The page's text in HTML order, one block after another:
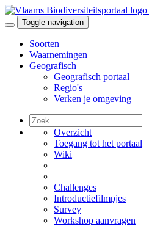
Toggle navigation
Soorten
Waarnemingen
Geografisch
Geografisch portaal
Regio's
Verken je omgeving
Overzicht
Toegang tot het portaal
Wiki
Challenges
Introductiefilmpjes
Survey
Workshop aanvragen